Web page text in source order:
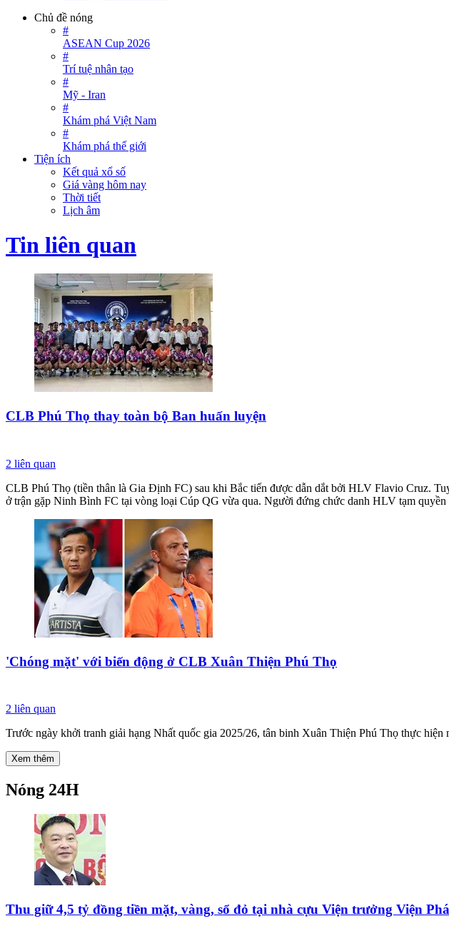
Chủ đề nóng
#
ASEAN Cup 2026
#
Trí tuệ nhân tạo
#
Mỹ - Iran
#
Khám phá Việt Nam
#
Khám phá thế giới
Tiện ích
Kết quả xổ số
Giá vàng hôm nay
Thời tiết
Lịch âm
Tin liên quan
CLB Phú Thọ thay toàn bộ Ban huấn luyện
2 liên quan
CLB Phú Thọ (tiền thân là Gia Định FC) sau khi Bắc tiến được dẫn dắt bởi HLV Flavio Cruz.
ở trận gặp Ninh Bình FC tại vòng loại Cúp QG vừa qua. Người đứng chức danh HLV tạm
'Chóng mặt' với biến động ở CLB Xuân Thiện Phú Thọ
2 liên quan
Trước ngày khởi tranh giải hạng Nhất quốc gia 2025/26, tân binh Xuân Thiện Phú Thọ thực
Xem thêm
Nóng 24H
Thu giữ 4,5 tỷ đồng tiền mặt, vàng, sổ đỏ tại nhà cựu Viện trưởng Viện